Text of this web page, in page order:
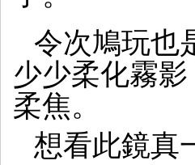
令次鳩玩也
少少柔化霧
柔焦。
想看此鏡真